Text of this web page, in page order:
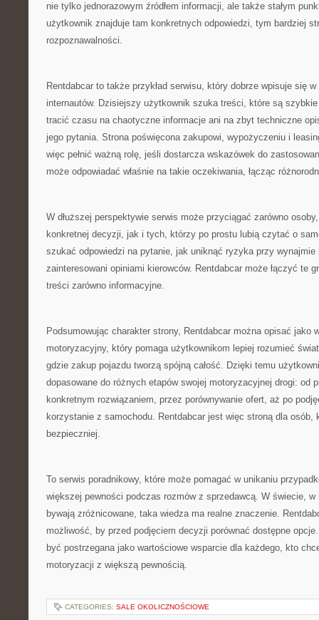
nie tylko jednorazowym źródłem informacji, ale także stałym
użytkownik znajduje tam konkretnych odpowiedzi, tym bardziej
rozpoznawalności.
Rentdabcar to także przykład serwisu, który dobrze wpisuje się
internautów. Dzisiejszy użytkownik szuka treści, które są
tracić czasu na chaotyczne informacje ani na zbyt techniczne
jego pytania. Strona poświęcona zakupowi, wypożyczeniu i
więc pełnić ważną rolę, jeśli dostarcza wskazówek do
może odpowiadać właśnie na takie oczekiwania, łącząc
W dłuższej perspektywie serwis może przyciągać zarówno
konkretnej decyzji, jak i tych, którzy po prostu lubią czytać o
szukać odpowiedzi na pytanie, jak uniknąć ryzyka przy wynajmie
zainteresowani opiniami kierowców. Rentdabcar może łączyć te
treści zarówno informacyjne.
Podsumowując charakter strony, Rentdabcar można opisać jako
motoryzacyjny, który pomaga użytkownikom lepiej rozumieć
gdzie zakup pojazdu tworzą spójną całość. Dzięki temu
dopasowane do różnych etapów swojej motoryzacyjnej drogi: od
konkretnym rozwiązaniem, przez porównywanie ofert, aż po
korzystanie z samochodu. Rentdabcar jest więc stroną dla osób,
bezpieczniej.
To serwis poradnikowy, które może pomagać w unikaniu
większej pewności podczas rozmów z sprzedawcą. W świecie,
bywają zróżnicowane, taka wiedza ma realne znaczenie.
możliwość, by przed podjęciem decyzji porównać dostępne
być postrzegana jako wartościowe wsparcie dla każdego, kto
motoryzacji z większą pewnością.
CATEGORIES: SALE OKOLICZNOŚCIOWE